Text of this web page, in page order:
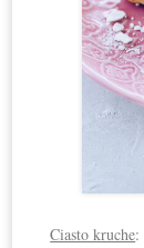
Ciasto kruche: